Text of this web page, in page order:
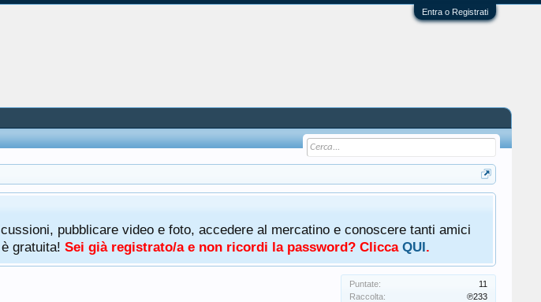
Entra o Registrati
pubblicare video e foto, accedere al mercatino e conoscere tanti amici
gratuita! Sei già registrato/a e non ricordi la password? Clicca QUI.
Puntate:
11
Raccolta:
℗233